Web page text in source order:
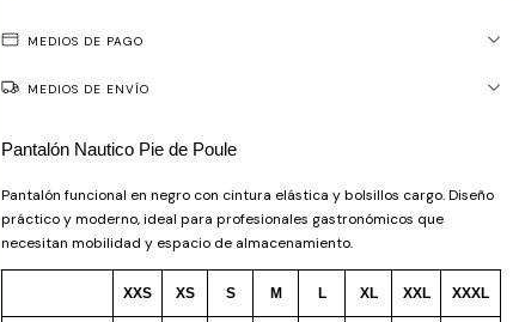
MEDIOS DE PAGO
MEDIOS DE ENVÍO
Pantalón Nautico Pie de Poule
Pantalón funcional en negro con cintura elástica y bolsillos cargo. Diseño
práctico y moderno, ideal para profesionales gastronómicos que
necesitan mobilidad y espacio de almacenamiento.
XXS XS S M L XL XXL XXXL